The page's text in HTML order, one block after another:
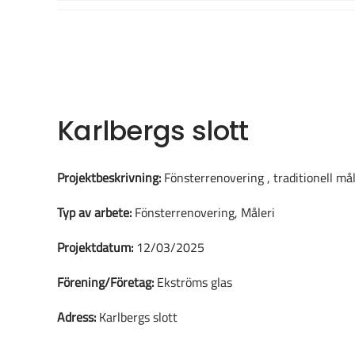
Karlbergs slott
Projektbeskrivning:Fönsterrenovering , traditionell
Typ av arbete:Fönsterrenovering, Måleri
Projektdatum:12/03/2025
Förening/Företag:Ekströms glas
Adress:Karlbergs slott